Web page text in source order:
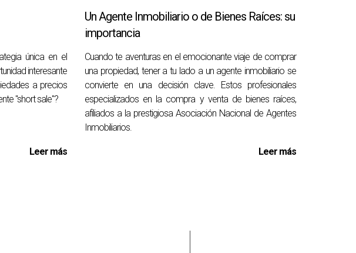
única en el
interesante
a precios
"short sale"?
Leer más
Un Agente Inmobiliario o de Bienes Raíces: su
importancia
Cuando te aventuras en el emocionante viaje de comprar
una propiedad, tener a tu lado a un agente inmobiliario se
convierte en una decisión clave. Estos profesionales
especializados en la compra y venta de bienes raíces,
afiliados a la prestigiosa Asociación Nacional de Agentes
Inmobiliarios.
Leer más